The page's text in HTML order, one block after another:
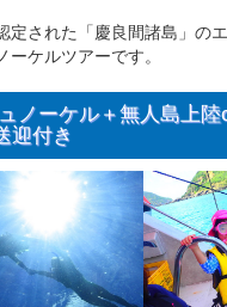
定された「慶良間諸島」の
ケルツアーです。
ノーケル＋無人島上
迎付き